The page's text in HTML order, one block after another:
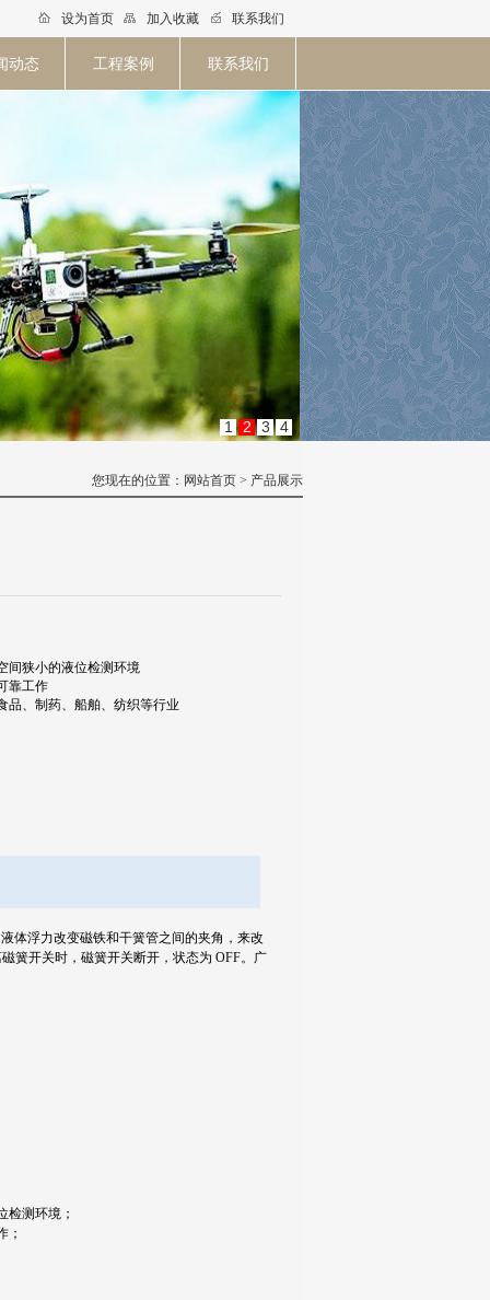
设为首页 加入收藏 联系我们
动态 工程案例 联系我们
1 2 3 4
您现在的位置：网站首页 > 产品展示
间狭小的液位检测环境
靠工作
品、制药、船舶、纺织等行业
体浮力改变磁铁和干簧管之间的夹角，来改
簧开关时，磁簧开关断开，状态为 OFF。广
检测环境；
；